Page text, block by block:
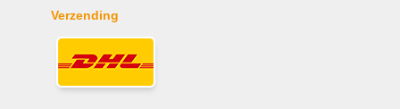
Verzending